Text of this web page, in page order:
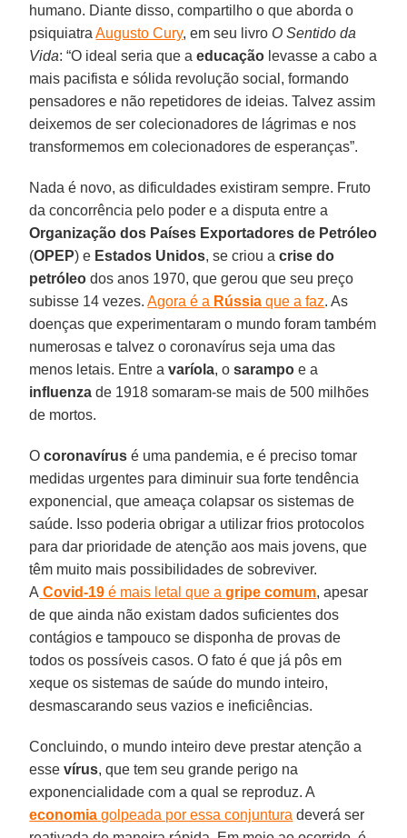
humano. Diante disso, compartilho o que aborda o
psiquiatraAugusto Cury, em seu livro O Sentido da
Vida: “O ideal seria que aeducação levasse a cabo a
mais pacifista e sólida revolução social, formando
pensadores e não repetidores de ideias. Talvez assim
deixemos de ser colecionadores de lágrimas e nos
transformemos em colecionadores de esperanças”.
Nada é novo, as dificuldades existiram sempre. Fruto
da concorrência pelo poder e a disputa entre a
Organização dos Países Exportadores de Petróleo
(OPEP) e Estados Unidos, se criou acrise do
petróleo dos anos 1970, que gerou que seu preço
subisse 14 vezes.Agora é a Rússia que a faz. As
doenças que experimentaram o mundo foram também
numerosas e talvez o coronavírus seja uma das
menos letais. Entre avaríola, osarampo e a
influenza de 1918 somaram-se mais de 500 milhões
de mortos.
Ocoronavírus é uma pandemia, e é preciso tomar
medidas urgentes para diminuir sua forte tendência
exponencial, que ameaça colapsar os sistemas de
saúde. Isso poderia obrigar a utilizar frios protocolos
para dar prioridade de atenção aos mais jovens, que
têm muito mais possibilidades de sobreviver.
A Covid-19 é mais letal que agripe comum, apesar
de que ainda não existam dados suficientes dos
contágios e tampouco se disponha de provas de
todos os possíveis casos. O fato é que já pôs em
xeque os sistemas de saúde do mundo inteiro,
desmascarando seus vazios e ineficiências.
Concluindo, o mundo inteiro deve prestar atenção a
essevírus, que tem seu grande perigo na
exponencialidade com a qual se reproduz. A
economia golpeada por essa conjuntura deverá ser